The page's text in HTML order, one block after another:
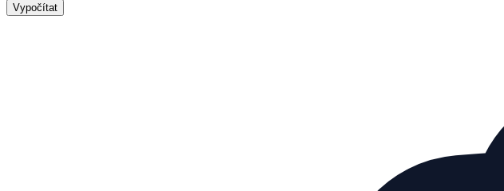
Vypočítat